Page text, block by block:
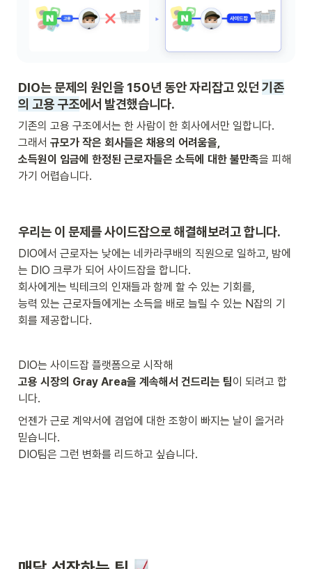
DIO는 문제의 원인을 150년 동안자리잡고 있던 기존
의 고용 구조에서 발견했습니다.
기존의 고용 구조에서는 한 사람이 한 회사에서만 일합니다.
그래서 규모가 작은 회사들은 채용의 어려움을,
소득원이 임금에 한정된 근로자들은 소득에 대한 불만족을 피해
가기 어렵습니다.
우리는 이 문제를 사이드잡으로 해결해보려고 합니다.
DIO에서 근로자는 낮에는 네카라쿠배의 직원으로 일하고, 밤에
는 DIO 크루가 되어 사이드잡을 합니다.
회사에게는 빅테크의 인재들과 함께 할 수 있는 기회를,
능력 있는 근로자들에게는 소득을 배로 늘릴 수 있는 N잡의 기
회를 제공합니다.
고용 시장의 Gray Area을 계속해서 건드리는 팀이 되려고 합
니다.
언젠가 근로 계약서에 겸업에 대한 조항이 빠지는 날이 올거라
믿습니다.
DIO팀은 그런 변화를 리드하고 싶습니다.